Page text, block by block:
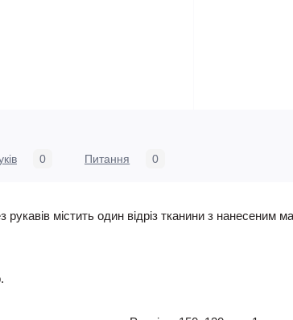
0 Питання 0
рукавів містить один відріз тканини з